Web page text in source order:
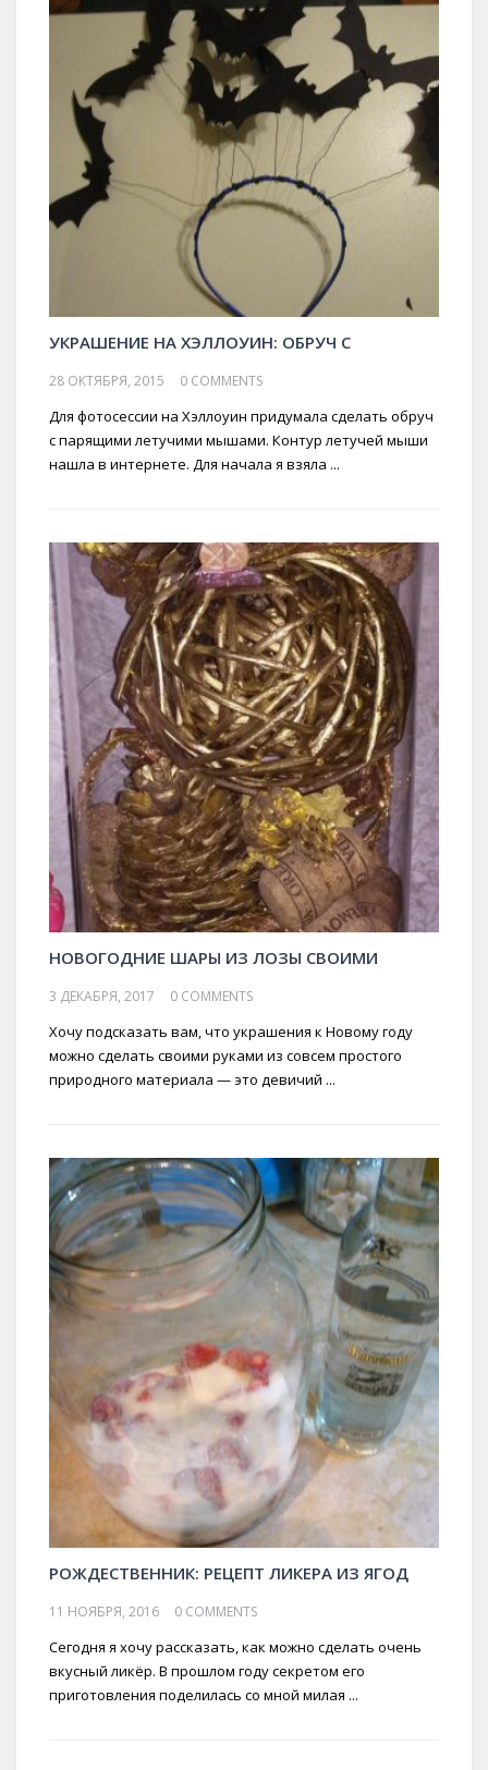
УКРАШЕНИЕ НА ХЭЛЛОУИН: ОБРУЧ С
28 ОКТЯБРЯ, 2015 0 COMMENTS
Для фотосессии на Хэллоуин придумала сделать обруч
с парящими летучими мышами. Контур летучей мыши
нашла в интернете. Для начала я взяла ...
НОВОГОДНИЕ ШАРЫ ИЗ ЛОЗЫ СВОИМИ
3 ДЕКАБРЯ, 2017 0 COMMENTS
Хочу подсказать вам, что украшения к Новому году
можно сделать своими руками из совсем простого
природного материала — это девичий ...
РОЖДЕСТВЕННИК: РЕЦЕПТ ЛИКЕРА ИЗ ЯГОД
11 НОЯБРЯ, 2016 0 COMMENTS
Сегодня я хочу рассказать, как можно сделать очень
вкусный ликёр. В прошлом году секретом его
приготовления поделилась со мной милая ...